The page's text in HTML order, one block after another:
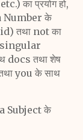
का प्रयोग हो,
Number के
तथा not का
docs तथा शेष
you के साथ
Subject के